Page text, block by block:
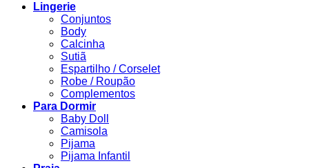
Lingerie
Conjuntos
Body
Calcinha
Sutiã
Espartilho / Corselet
Robe / Roupão
Complementos
Para Dormir
Baby Doll
Camisola
Pijama
Pijama Infantil